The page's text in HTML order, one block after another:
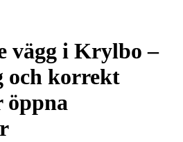
vägg i Krylbo –
och korrekt
öppna